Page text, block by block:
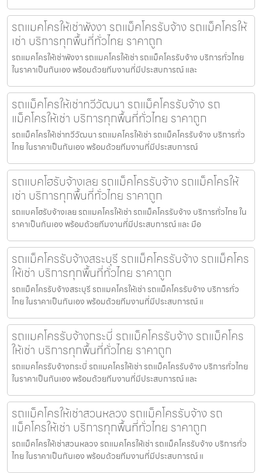
รถแมคโครให้เช่าพังงา รถแม็คโครรับจ้าง รถแม็คโครให้
เช่า บริการทุกพื้นที่ทั่วไทย ราคาถูก
รถแมคโครให้เช่าพังงา รถแมคโครให้เช่า รถแม็คโครรับจ้าง บริการทั่วไทย
ในราคาเป็นกันเอง พร้อมด้วยทีมงานที่มีประสบการณ์ และ
รถแม็คโครให้เช่าทวีวัฒนา รถแม็คโครรับจ้าง รถ
แม็คโครให้เช่า บริการทุกพื้นที่ทั่วไทย ราคาถูก
รถแม็คโครให้เช่าทวีวัฒนา รถแมคโครให้เช่า รถแม็คโครรับจ้าง บริการทั่ว
ไทย ในราคาเป็นกันเอง พร้อมด้วยทีมงานที่มีประสบการณ์
รถแบคโฮรับจ้างเลย รถแม็คโครรับจ้าง รถแม็คโครให้
เช่า บริการทุกพื้นที่ทั่วไทย ราคาถูก
รถแบคโฮรับจ้างเลย รถแมคโครให้เช่า รถแม็คโครรับจ้าง บริการทั่วไทย ใน
ราคาเป็นกันเอง พร้อมด้วยทีมงานที่มีประสบการณ์ และ มือ
รถแม็คโครรับจ้างสระบุรี รถแม็คโครรับจ้าง รถแม็คโคร
ให้เช่า บริการทุกพื้นที่ทั่วไทย ราคาถูก
รถแม็คโครรับจ้างสระบุรี รถแมคโครให้เช่า รถแม็คโครรับจ้าง บริการทั่ว
ไทย ในราคาเป็นกันเอง พร้อมด้วยทีมงานที่มีประสบการณ์ แ
รถแมคโครรับจ้างกระบี่ รถแม็คโครรับจ้าง รถแม็คโคร
ให้เช่า บริการทุกพื้นที่ทั่วไทย ราคาถูก
รถแมคโครรับจ้างกระบี่ รถแมคโครให้เช่า รถแม็คโครรับจ้าง บริการทั่วไทย
ในราคาเป็นกันเอง พร้อมด้วยทีมงานที่มีประสบการณ์ และ
รถแม็คโครให้เช่าสวนหลวง รถแม็คโครรับจ้าง รถ
แม็คโครให้เช่า บริการทุกพื้นที่ทั่วไทย ราคาถูก
รถแม็คโครให้เช่าสวนหลวง รถแมคโครให้เช่า รถแม็คโครรับจ้าง บริการทั่ว
ไทย ในราคาเป็นกันเอง พร้อมด้วยทีมงานที่มีประสบการณ์ แ